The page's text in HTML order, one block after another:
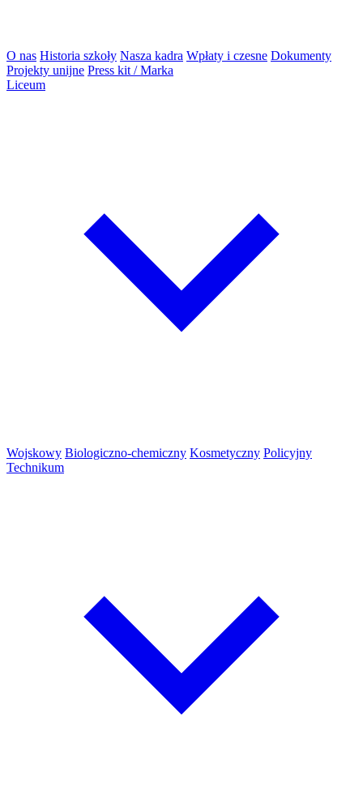
O nas Historia szkoły Nasza kadra Wpłaty i czesne Dokumenty
Projekty unijne Press kit / Marka
Liceum
Wojskowy Biologiczno-chemiczny Kosmetyczny Policyjny
Technikum